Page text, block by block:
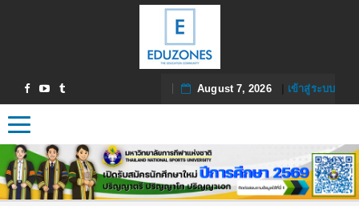
August 7, 2026| เข้าสู่ระบบ
Toggle navigation